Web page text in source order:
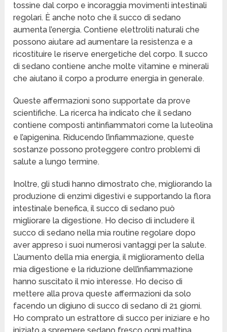
tossine dal corpo e incoraggia movimenti intestinali
regolari. È anche noto che il succo di sedano
aumenta l’energia. Contiene elettroliti naturali che
possono aiutare ad aumentare la resistenza e a
ricostituire le riserve energetiche del corpo. Il succo
di sedano contiene anche molte vitamine e minerali
che aiutano il corpo a produrre energia in generale.
Queste affermazioni sono supportate da prove
scientifiche. La ricerca ha indicato che il sedano
contiene composti antinfiammatori come la luteolina
e l’apigenina. Riducendo l’infiammazione, queste
sostanze possono proteggere contro problemi di
salute a lungo termine.
Inoltre, gli studi hanno dimostrato che, migliorando la
produzione di enzimi digestivi e supportando la flora
intestinale benefica, il succo di sedano può
migliorare la digestione. Ho deciso di includere il
succo di sedano nella mia routine regolare dopo
aver appreso i suoi numerosi vantaggi per la salute.
L’aumento della mia energia, il miglioramento della
mia digestione e la riduzione dell’infiammazione
hanno suscitato il mio interesse. Ho deciso di
mettere alla prova queste affermazioni da solo
facendo un digiuno di succo di sedano di 21 giorni.
Ho comprato un estrattore di succo per iniziare e ho